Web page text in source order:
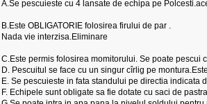
A.Se pescuieste cu 4 lansate de echipa pe
B.Este OBLIGATORIE folosirea firului de par .
Nada vie interzisa.Eliminare
C.Este permis folosirea momitorului. Se poate pescui
D. Pescuitul se face cu un singur cîrlig pe
E. Se pescuieste in fata standului pe directia indicata
F. Echipele sunt obligate sa fie dotate cu saci de